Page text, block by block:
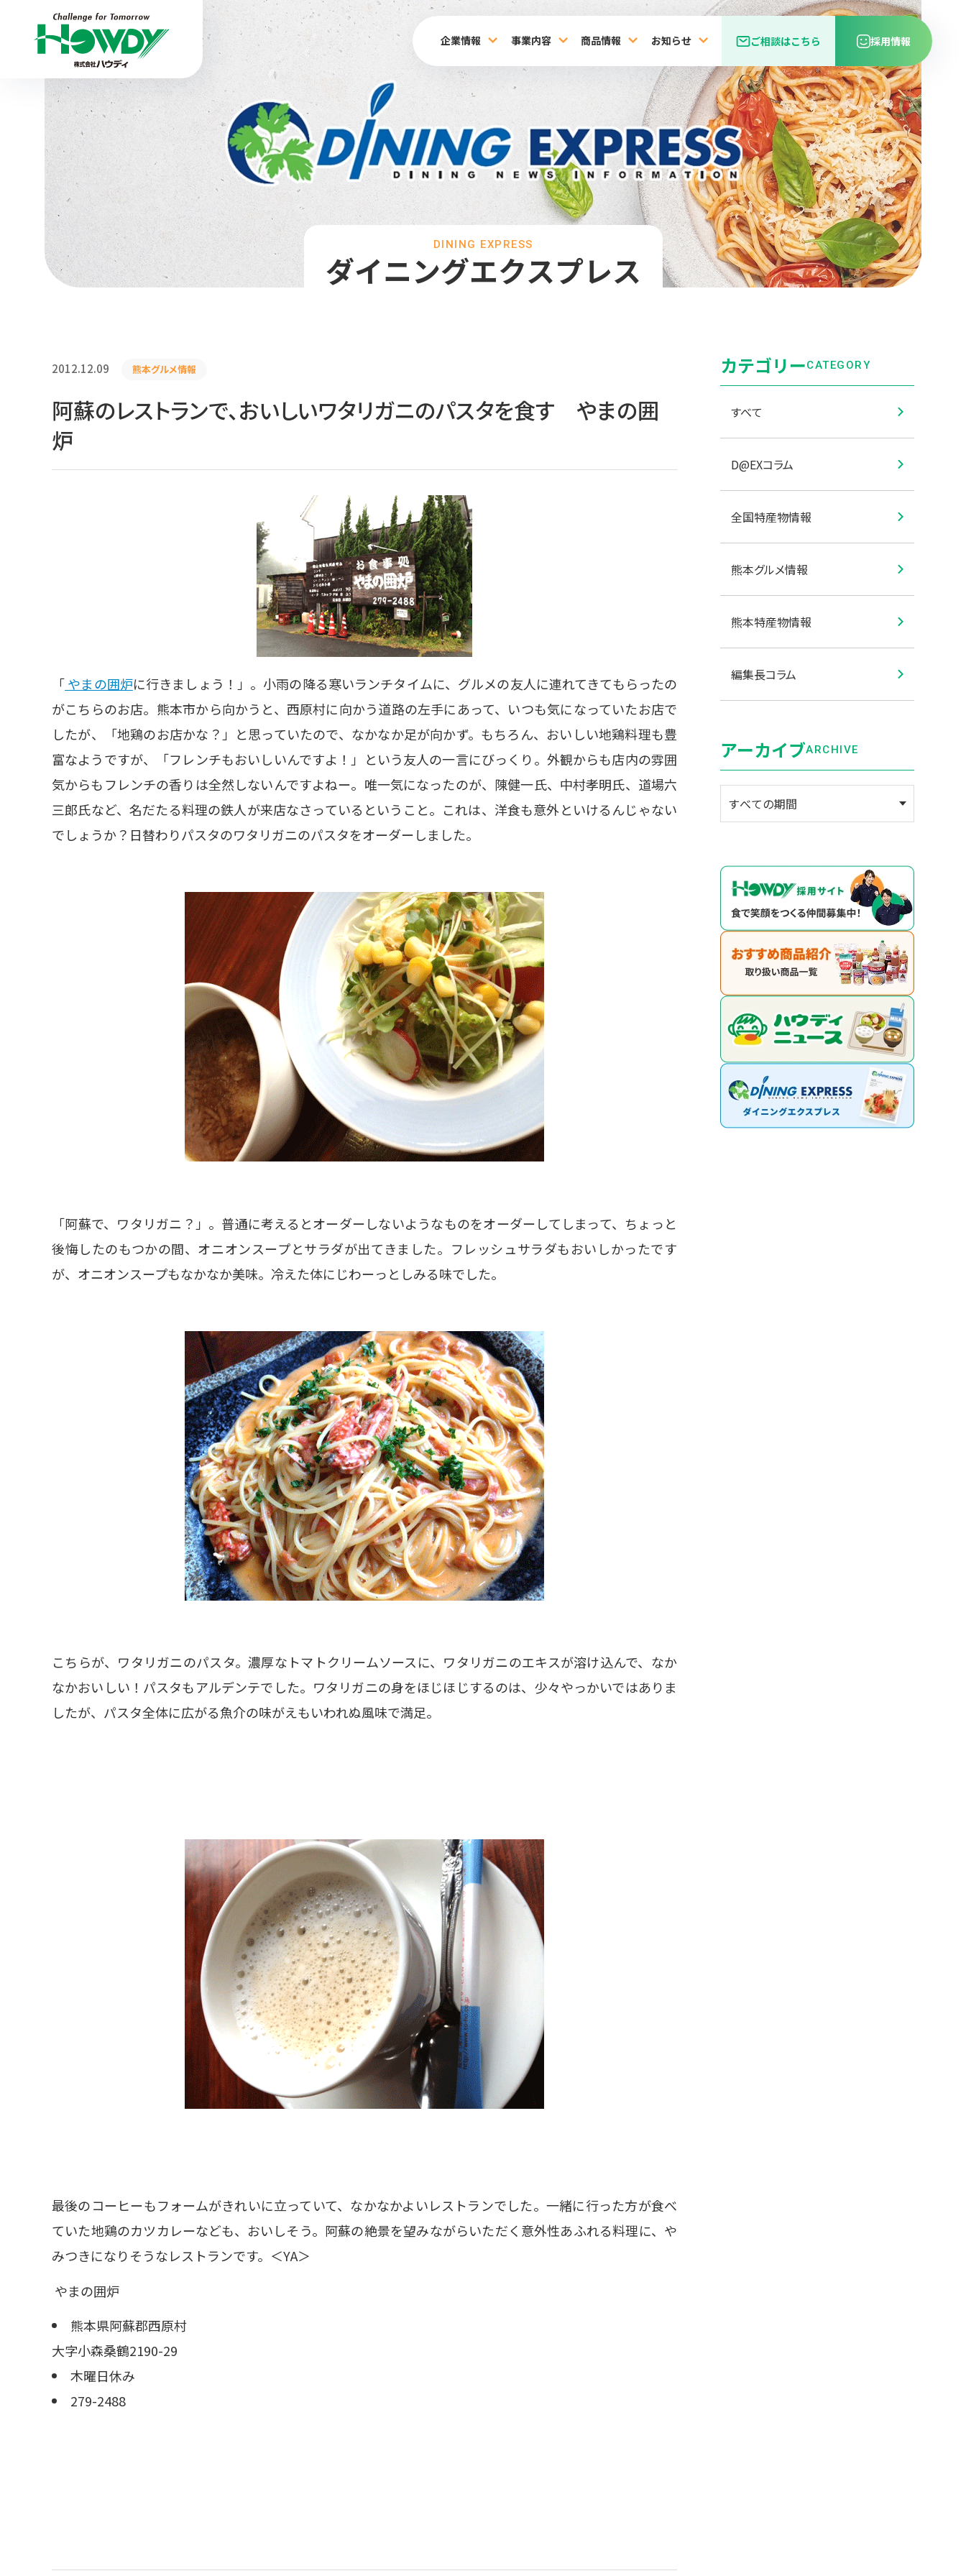
企業情報 事業内容 商品情報 お知らせ ご相談はこちら 採用情報
ダイニングエクスプレス
DINING EXPRESS
2012.12.09 熊本グルメ情報
阿蘇のレストランで、おいしいワタリガニのパスタを食す やまの囲
炉
「やまの囲炉に行きましょう！」。小雨の降る寒いランチタイムに、グルメの友人に連れてきてもらったの
がこちらのお店。熊本市から向かうと、西原村に向かう道路の左手にあって、いつも気になっていたお店で
したが、「地鶏のお店かな？」と思っていたので、なかなか足が向かず。もちろん、おいしい地鶏料理も豊
富なようですが、「フレンチもおいしいんですよ！」という友人の一言にびっくり。外観からも店内の雰囲
気からもフレンチの香りは全然しないんですよねー。唯一気になったのが、陳健一氏、中村孝明氏、道場六
三郎氏など、名だたる料理の鉄人が来店なさっているということ。これは、洋食も意外といけるんじゃない
でしょうか？日替わりパスタのワタリガニのパスタをオーダーしました。
「阿蘇で、ワタリガニ？」。普通に考えるとオーダーしないようなものをオーダーしてしまって、ちょっと
後悔したのもつかの間、オニオンスープとサラダが出てきました。フレッシュサラダもおいしかったです
が、オニオンスープもなかなか美味。冷えた体にじわーっとしみる味でした。
こちらが、ワタリガニのパスタ。濃厚なトマトクリームソースに、ワタリガニのエキスが溶け込んで、なか
なかおいしい！パスタもアルデンテでした。ワタリガニの身をほじほじするのは、少々やっかいではありま
したが、パスタ全体に広がる魚介の味がえもいわれぬ風味で満足。
最後のコーヒーもフォームがきれいに立っていて、なかなかよいレストランでした。一緒に行った方が食べ
ていた地鶏のカツカレーなども、おいしそう。阿蘇の絶景を望みながらいただく意外性あふれる料理に、や
みつきになりそうなレストランです。＜YA＞
やまの囲炉
熊本県阿蘇郡西原村
大字小森桑鶴2190-29
木曜日休み
279-2488
カテゴリーCATEGORY
すべて
D@EXコラム
全国特産物情報
熊本グルメ情報
熊本特産物情報
編集長コラム
アーカイブARCHIVE